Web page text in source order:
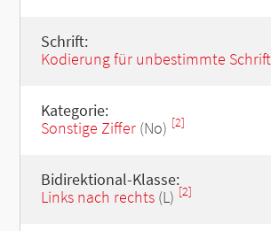
Schrift:
Kodierung für unbestimmte Schrift
Kategorie:
Sonstige Ziffer(No) [2]
Bidirektional-Klasse:
Links nach rechts(L) [2]